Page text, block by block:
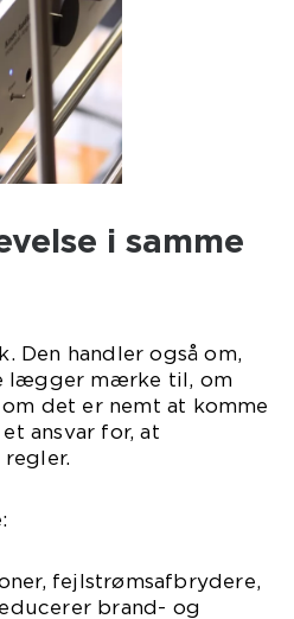
i samme
Den handler også om,
lægger mærke til, om
det er nemt at komme
ansvar for, at
fejlstrømsafbrydere,
brand- og